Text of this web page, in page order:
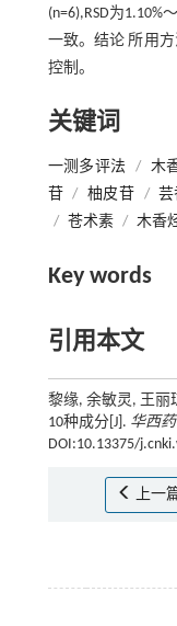
(n=6),RSD为
一致。结论 所用
控制。
关键词
一测多评法 / 木
苷 / 柚皮苷 / 芸
/ 苍术素 / 木香
Key words
引用本文
黎缘, 余敏灵, 王丽
10种成分[J]. 华西
DOI:10.13375/
上一